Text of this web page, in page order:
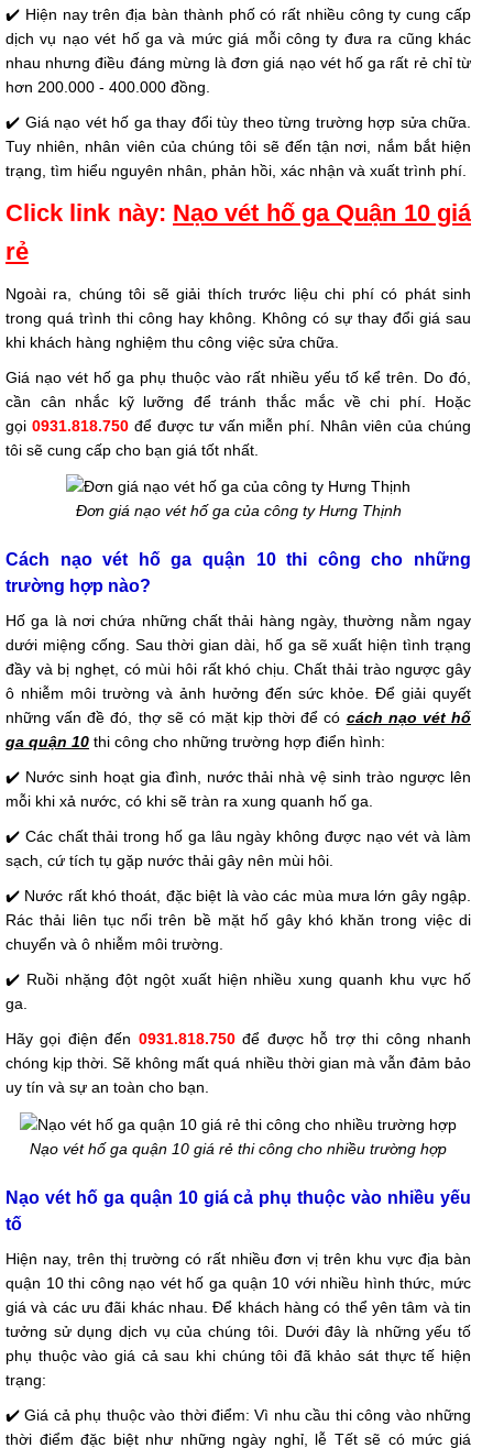
✔️ Hiện nay trên địa bàn thành phố có rất nhiều công ty cung cấp
dịch vụ nạo vét hố ga và mức giá mỗi công ty đưa ra cũng khác
nhau nhưng điều đáng mừng là đơn giá nạo vét hố ga rất rẻ chỉ từ
hơn 200.000 - 400.000 đồng.
✔️ Giá nạo vét hố ga thay đổi tùy theo từng trường hợp sửa chữa.
Tuy nhiên, nhân viên của chúng tôi sẽ đến tận nơi, nắm bắt hiện
trạng, tìm hiểu nguyên nhân, phản hồi, xác nhận và xuất trình phí.
Click link này: ​ Nạo vét hố ga Quận 10 giá
rẻ
Ngoài ra, chúng tôi sẽ giải thích trước liệu chi phí có phát sinh
trong quá trình thi công hay không. Không có sự thay đổi giá sau
khi khách hàng nghiệm thu công việc sửa chữa.
Giá nạo vét hố ga phụ thuộc vào rất nhiều yếu tố kể trên. Do đó,
cần cân nhắc kỹ lưỡng để tránh thắc mắc về chi phí. Hoặc
gọi 0931.818.750để được tư vấn miễn phí. Nhân viên của chúng
tôi sẽ cung cấp cho bạn giá tốt nhất.
Đơn giá nạo vét hố ga của công ty Hưng Thịnh
Cách nạo vét hố ga quận 10 thi công cho những
trường hợp nào?
Hố ga là nơi chứa những chất thải hàng ngày, thường nằm ngay
dưới miệng cống. Sau thời gian dài, hố ga sẽ xuất hiện tình trạng
đầy và bị nghẹt, có mùi hôi rất khó chịu. Chất thải trào ngược gây
ô nhiễm môi trường và ảnh hưởng đến sức khỏe. Để giải quyết
những vấn đề đó, thợ sẽ có mặt kịp thời để có cách nạo vét hố
ga quận 10 thi công cho những trường hợp điển hình:
✔️ Nước sinh hoạt gia đình, nước thải nhà vệ sinh trào ngược lên
mỗi khi xả nước, có khi sẽ tràn ra xung quanh hố ga.
✔️ Các chất thải trong hố ga lâu ngày không được nạo vét và làm
sạch, cứ tích tụ gặp nước thải gây nên mùi hôi.
✔️ Nước rất khó thoát, đặc biệt là vào các mùa mưa lớn gây ngập.
Rác thải liên tục nổi trên bề mặt hố gây khó khăn trong việc di
chuyển và ô nhiễm môi trường.
✔️ Ruồi nhặng đột ngột xuất hiện nhiều xung quanh khu vực hố
ga.
Hãy gọi điện đến 0931.818.750để được hỗ trợ thi công nhanh
chóng kịp thời. Sẽ không mất quá nhiều thời gian mà vẫn đảm bảo
uy tín và sự an toàn cho bạn.
Nạo vét hố ga quận 10 giá rẻ thi công cho nhiều trường hợp
Nạo vét hố ga quận 10 giá cả phụ thuộc vào nhiều yếu
tố
Hiện nay, trên thị trường có rất nhiều đơn vị trên khu vực địa bàn
quận 10 thi công nạo vét hố ga quận 10 với nhiều hình thức, mức
giá và các ưu đãi khác nhau. Để khách hàng có thể yên tâm và tin
tưởng sử dụng dịch vụ của chúng tôi. Dưới đây là những yếu tố
phụ thuộc vào giá cả sau khi chúng tôi đã khảo sát thực tế hiện
trạng:
✔️ Giá cả phụ thuộc vào thời điểm: Vì nhu cầu thi công vào những
thời điểm đặc biệt như những ngày nghỉ, lễ Tết sẽ có mức giá